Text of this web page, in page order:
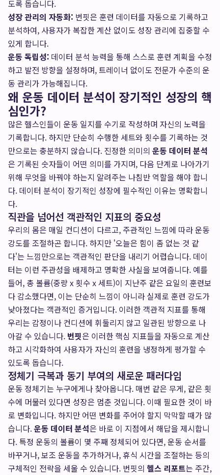
도록 돕습니다.
성장 관리의 자동화: 번핏은 훈련 데이터를 자동으로 기록하고
분석하여, 사용자가 복잡한 계산 없이도 성장 관리에 집중할 수
있게 합니다.
운동 독립성: 데이터 분석 능력을 통해 스스로 훈련 계획을 수정
하고 발전 방향을 설정하며, 트레이너 없이도 전문가 수준의 운
동 관리가 가능해집니다.
왜 운동 데이터 분석이 장기적인 성장의 핵
심인가?
많은 헬스인들이 운동 일지를 수기로 작성하며 자신의 노력을
기록합니다. 하지만 단순히 수행한 세트와 횟수를 기록하는 것
만으로는 충분하지 않습니다. 진정한 의미의 운동 데이터 분석
은 기록된 숫자들이 어떤 의미를 가지며, 다음 단계로 나아가기
위해 무엇을 바꿔야 하는지 알려주는 나침반 역할을 해야 합니
다. 데이터 분석이 장기적인 성장에 필수적인 이유는 명확합니
다.
직관을 넘어선 객관적인 지표의 중요성
우리의 몸은 매일 컨디션이 다르고, 주관적인 느낌에 따라 운동
강도를 조절하곤 합니다. 하지만 '오늘은 힘이 좀 없는 것 같
다'는 느낌만으로는 객관적인 판단을 내리기 어렵습니다. 데이
터는 이런 주관성을 배제하고 명확한 사실을 보여줍니다. 예를
들어, 총 볼륨(중량 x 횟수 x 세트)이 지난주 같은 요일의 훈련보
다 감소했다면, 이는 단순히 느낌이 아니라 실제로 훈련 강도가
낮아졌다는 객관적인 증거입니다. 이러한 객관적 지표를 통해
우리는 감정이나 컨디션에 휘둘리지 않고 일관된 방향으로 나
아갈 수 있습니다. 번핏은 이러한 핵심 지표들을 자동으로 계산
하고 시각화하여 사용자가 자신의 훈련을 냉정하게 평가할 수
있도록 돕습니다.
정체기 극복과 동기 부여의 새로운 패러다임
운동 정체기는 누구에게나 찾아옵니다. 매번 같은 무게, 같은 횟
수에 머물러 있다면 성장은 멈춘 것입니다. 이때 필요한 것이 바
로 변화입니다. 하지만 어떤 변화를 주어야 할지 막막할 때가 많
습니다.운동 데이터 분석은 바로 이 지점에서 해답을 제시합니
다. 특정 운동의 볼륨이 몇 주째 정체되어 있다면, 운동 순서를
바꾸거나, 보조 운동을 추가하거나, 휴식 시간을 조절하는 등의
구체적인 전략을 세울 수 있습니다. 번핏의 헬스 리포트는 주간,